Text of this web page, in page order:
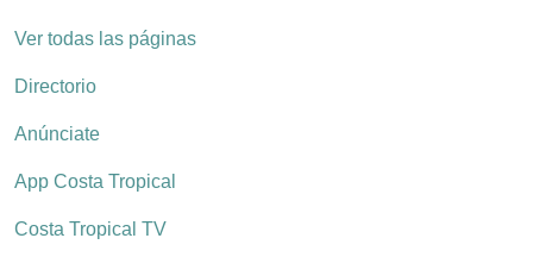
Ver todas las páginas
Directorio
Anúnciate
App Costa Tropical
Costa Tropical TV